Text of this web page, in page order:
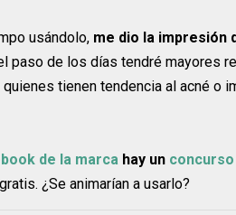
usándolo, me dio la impresión
paso de los días tendré mayores
tienen tendencia al acné o
de la marca hay un concurso
¿Se animarían a usarlo?